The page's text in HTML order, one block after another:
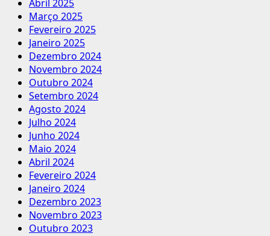
Abril 2025
Março 2025
Fevereiro 2025
Janeiro 2025
Dezembro 2024
Novembro 2024
Outubro 2024
Setembro 2024
Agosto 2024
Julho 2024
Junho 2024
Maio 2024
Abril 2024
Fevereiro 2024
Janeiro 2024
Dezembro 2023
Novembro 2023
Outubro 2023